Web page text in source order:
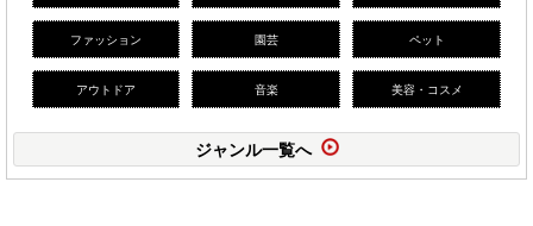
ファッション 園芸 ペット
アウトドア 音楽 美容・コスメ
ジャンル一覧へ